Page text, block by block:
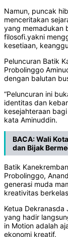
‎Namun, puncak
menceritakan
yang memadukan
filosofi.yakni
kesetiaan,
‎Peluncuran Batik
Probolinggo
dengan balutan
‎“Peluncuran ini
identitas dan
kesejahteraan
kata Aminuddin.
BACA:Wali
dan Bijak
‎Batik
Probolinggo,
generasi muda
kreativitas
‎Ketua Dekranasda
yang hadir
in Motion adalah
ekonomi kreatif.